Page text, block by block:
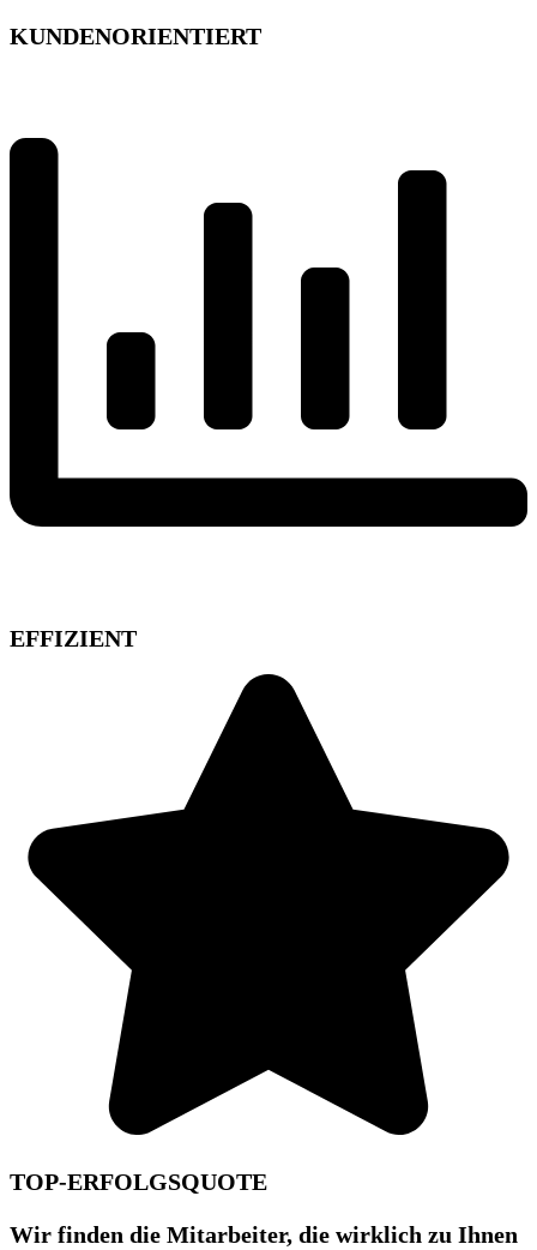
KUNDENORIENTIERT
EFFIZIENT
TOP-ERFOLGSQUOTE
Wir finden die Mitarbeiter, die wirklich zu Ihnen